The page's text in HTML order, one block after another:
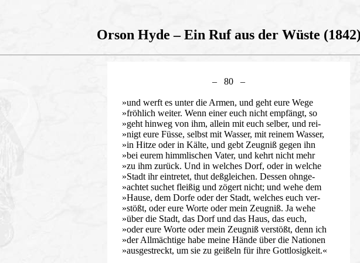
Orson Hyde – Ein Ruf aus der Wüste
– 80 –
»und werft es unter die Armen, und geht eure Wege
»fröhlich weiter. Wenn einer euch nicht empfängt, so
»geht hinweg von ihm, allein mit euch selber, und rei-
»nigt eure Füsse, selbst mit Wasser, mit reinem Wasser,
»in Hitze oder in Kälte, und gebt Zeugniß gegen ihn
»bei eurem himmlischen Vater, und kehrt nicht mehr
»zu ihm zurück. Und in welches Dorf, oder in welche
»Stadt ihr eintretet, thut deßgleichen. Dessen ohnge-
»achtet suchet fleißig und zögert nicht; und wehe dem
»Hause, dem Dorfe oder der Stadt, welches euch ver-
»stößt, oder eure Worte oder mein Zeugniß. Ja wehe
»über die Stadt, das Dorf und das Haus, das euch,
»oder eure Worte oder mein Zeugniß verstößt, denn ich
»der Allmächtige habe meine Hände über die Nationen
»ausgestreckt, um sie zu geißeln für ihre Gottlosigkeit.«